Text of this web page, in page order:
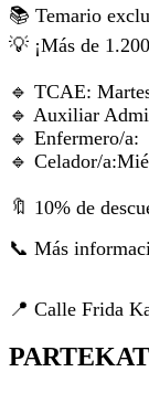
📚 Temario
💡 ¡Más de
🔹 TCAE:
🔹 Auxiliar
🔹 Enfermero/a:
🔹 Celador/
🔖 10% de
📞 Más
📍 Calle Frida